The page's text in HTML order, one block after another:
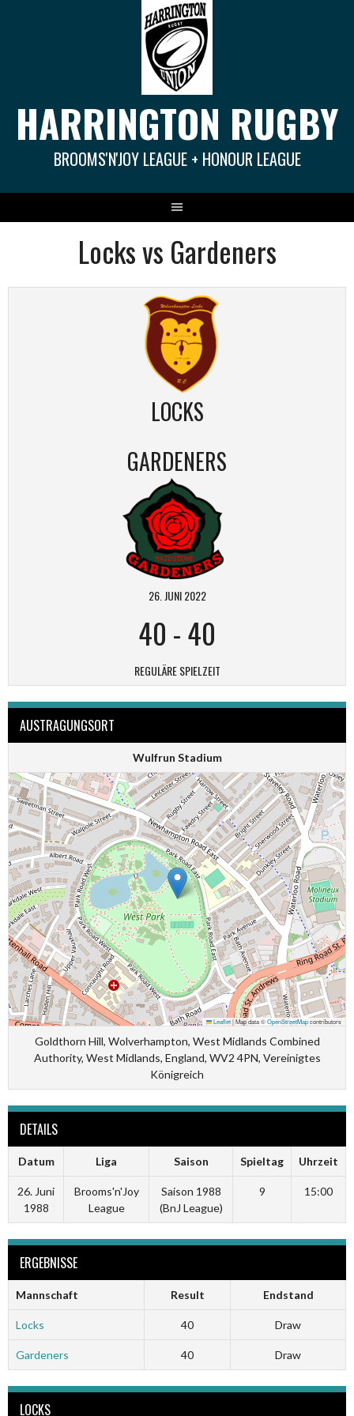
HARRINGTON RUGBY
BROOMS'N'JOY LEAGUE + HONOUR LEAGUE
Locks vs Gardeners
LOCKS
GARDENERS
26. JUNI 2022
40 -40
REGULÄRE SPIELZEIT
AUSTRAGUNGSORT
Wulfrun Stadium
Leaflet|Map data ©OpenStreetMapcontributors
Goldthorn Hill, Wolverhampton, West Midlands Combined
Authority, West Midlands, England, WV2 4PN, Vereinigtes
Königreich
DETAILS
Datum Liga Saison Spieltag Uhrzeit
26. Juni
1988
Brooms'n'Joy
League
Saison 1988
(BnJ League)
9 15:00
ERGEBNISSE
Mannschaft Result Endstand
Locks 40 Draw
Gardeners 40 Draw
LOCKS